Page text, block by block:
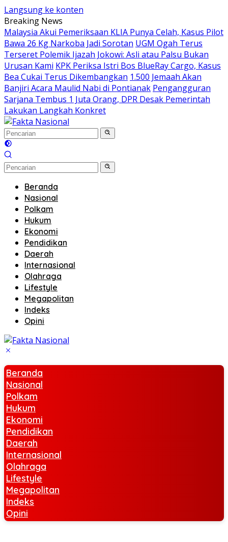
Langsung ke konten
Breaking News
Malaysia Akui Pemeriksaan KLIA Punya Celah, Kasus Pilot
Bawa 26 Kg Narkoba Jadi Sorotan UGM Ogah Terus
Terseret Polemik Ijazah Jokowi: Asli atau Palsu Bukan
Urusan Kami KPK Periksa Istri Bos BlueRay Cargo, Kasus
Bea Cukai Terus Dikembangkan 1.500 Jemaah Akan
Banjiri Acara Maulid Nabi di Pontianak Pengangguran
Sarjana Tembus 1 Juta Orang, DPR Desak Pemerintah
Lakukan Langkah Konkret
Beranda
Nasional
Polkam
Hukum
Ekonomi
Pendidikan
Daerah
Internasional
Olahraga
Lifestyle
Megapolitan
Indeks
Opini
Beranda
Nasional
Polkam
Hukum
Ekonomi
Pendidikan
Daerah
Internasional
Olahraga
Lifestyle
Megapolitan
Indeks
Opini